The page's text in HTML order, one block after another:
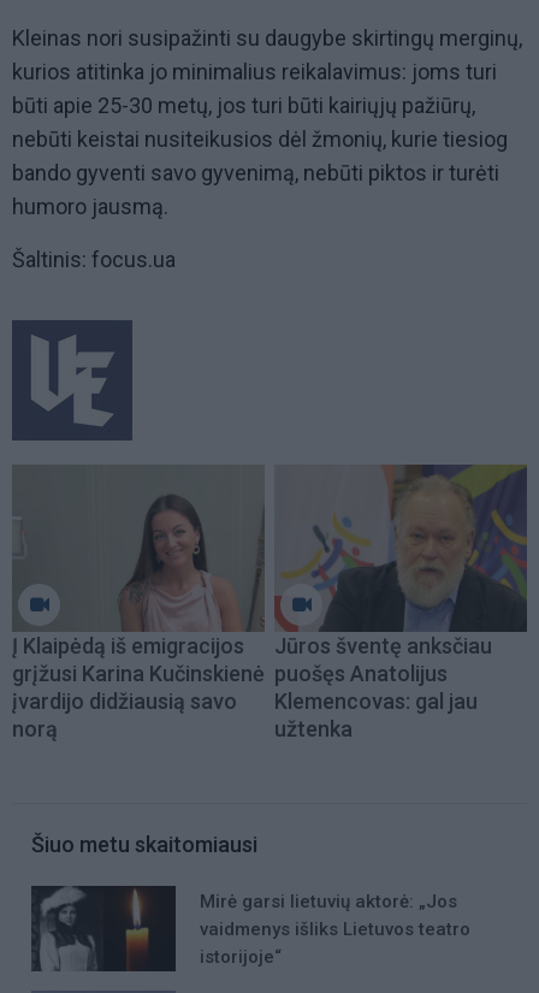
Kleinas nori susipažinti su daugybe skirtingų merginų,
kurios atitinka jo minimalius reikalavimus: joms turi
būti apie 25-30 metų, jos turi būti kairiųjų pažiūrų,
nebūti keistai nusiteikusios dėl žmonių, kurie tiesiog
bando gyventi savo gyvenimą, nebūti piktos ir turėti
humoro jausmą.
Šaltinis: focus.ua
Į Klaipėdą iš emigracijos
grįžusi Karina Kučinskienė
įvardijo didžiausią savo
norą
Jūros šventę anksčiau
puošęs Anatolijus
Klemencovas: gal jau
užtenka
Šiuo metu skaitomiausi
Mirė garsi lietuvių aktorė: „Jos
vaidmenys išliks Lietuvos teatro
istorijoje“